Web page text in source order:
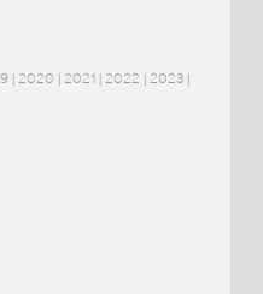
| 2020 | 2021| 2022 | 2023|